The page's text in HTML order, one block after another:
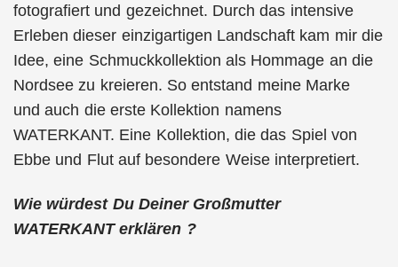
fotografiert und gezeichnet. Durch das intensive
Erleben dieser einzigartigen Landschaft kam mir die
Idee, eine Schmuckkollektion als Hommage an die
Nordsee zu kreieren. So entstand meine Marke
und auch die erste Kollektion namens
WATERKANT. Eine Kollektion, die das Spiel von
Ebbe und Flut auf besondere Weise interpretiert.
Wie würdest Du Deiner Großmutter
WATERKANT erklären ?